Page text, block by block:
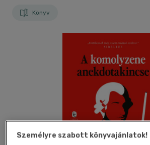
Könyv
Személyre szabott könyvajánlatok!